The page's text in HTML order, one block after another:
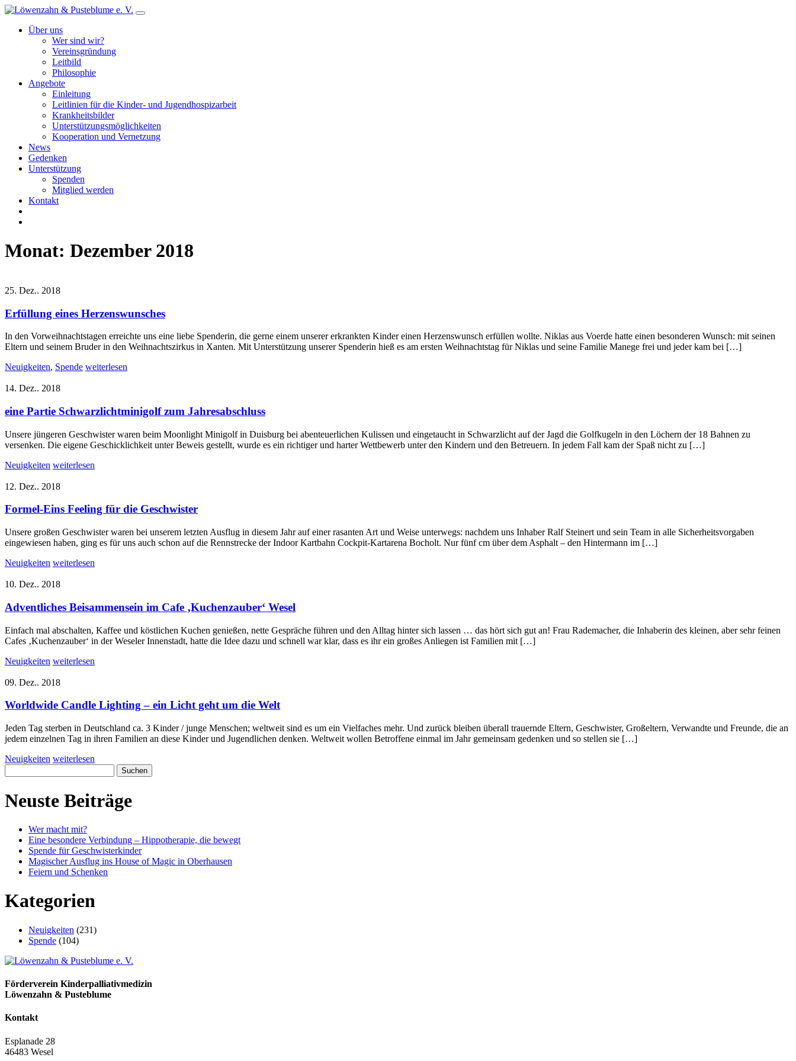
Über uns
Wer sind wir?
Vereinsgründung
Leitbild
Philosophie
Angebote
Einleitung
Leitlinien für die Kinder- und Jugendhospizarbeit
Krankheitsbilder
Unterstützungsmöglichkeiten
Kooperation und Vernetzung
News
Gedenken
Unterstützung
Spenden
Mitglied werden
Kontakt
Monat: Dezember 2018
25. Dez.. 2018
Erfüllung eines Herzenswunsches
In den Vorweihnachtstagen erreichte uns eine liebe Spenderin, die gerne einem unserer erkrankten Kinder einen Herzenswunsch erfüllen wollte. Niklas aus Voerde hatte einen besonderen Wunsch: mit seinen
Eltern und seinem Bruder in den Weihnachtszirkus in Xanten. Mit Unterstützung unserer Spenderin hieß es am ersten Weihnachtstag für Niklas und seine Familie Manege frei und jeder kam bei […]
Neuigkeiten, Spende weiterlesen
14. Dez.. 2018
eine Partie Schwarzlichtminigolf zum Jahresabschluss
Unsere jüngeren Geschwister waren beim Moonlight Minigolf in Duisburg bei abenteuerlichen Kulissen und eingetaucht in Schwarzlicht auf der Jagd die Golfkugeln in den Löchern der 18 Bahnen zu
versenken. Die eigene Geschicklichkeit unter Beweis gestellt, wurde es ein richtiger und harter Wettbewerb unter den Kindern und den Betreuern. In jedem Fall kam der Spaß nicht zu […]
Neuigkeiten weiterlesen
12. Dez.. 2018
Formel-Eins Feeling für die Geschwister
Unsere großen Geschwister waren bei unserem letzten Ausflug in diesem Jahr auf einer rasanten Art und Weise unterwegs: nachdem uns Inhaber Ralf Steinert und sein Team in alle Sicherheitsvorgaben
eingewiesen haben, ging es für uns auch schon auf die Rennstrecke der Indoor Kartbahn Cockpit-Kartarena Bocholt. Nur fünf cm über dem Asphalt – den Hintermann im […]
Neuigkeiten weiterlesen
10. Dez.. 2018
Adventliches Beisammensein im Cafe ‚Kuchenzauber‘ Wesel
Einfach mal abschalten, Kaffee und köstlichen Kuchen genießen, nette Gespräche führen und den Alltag hinter sich lassen … das hört sich gut an! Frau Rademacher, die Inhaberin des kleinen, aber sehr feinen
Cafes ‚Kuchenzauber‘ in der Weseler Innenstadt, hatte die Idee dazu und schnell war klar, dass es ihr ein großes Anliegen ist Familien mit […]
Neuigkeiten weiterlesen
09. Dez.. 2018
Worldwide Candle Lighting – ein Licht geht um die Welt
Jeden Tag sterben in Deutschland ca. 3 Kinder / junge Menschen; weltweit sind es um ein Vielfaches mehr. Und zurück bleiben überall trauernde Eltern, Geschwister, Großeltern, Verwandte und Freunde, die an
jedem einzelnen Tag in ihren Familien an diese Kinder und Jugendlichen denken. Weltweit wollen Betroffene einmal im Jahr gemeinsam gedenken und so stellen sie […]
Neuigkeiten weiterlesen
nach:
Neuste Beiträge
Wer macht mit?
Eine besondere Verbindung – Hippotherapie, die bewegt
Spende für Geschwisterkinder
Magischer Ausflug ins House of Magic in Oberhausen
Feiern und Schenken
Kategorien
Neuigkeiten (231)
Spende (104)
Förderverein Kinder­palliativ­medizin
Löwenzahn & Pusteblume
Kontakt
Esplanade 28
46483 Wesel